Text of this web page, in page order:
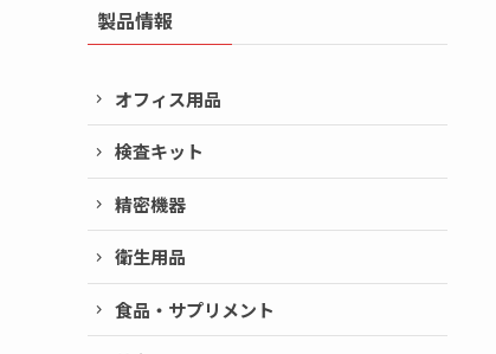
製品情報
オフィス用品
検査キット
精密機器
衛生用品
食品・サプリメント